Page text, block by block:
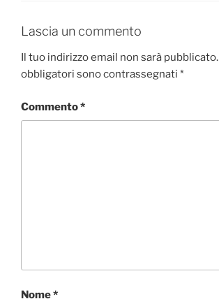
Lascia un commento
Il tuo indirizzo email non sarà pubblicato.
obbligatori sono contrassegnati *
Commento*
Nome*